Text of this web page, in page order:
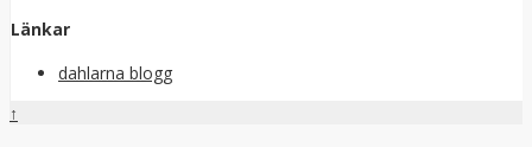
Länkar
dahlarna blogg
↑